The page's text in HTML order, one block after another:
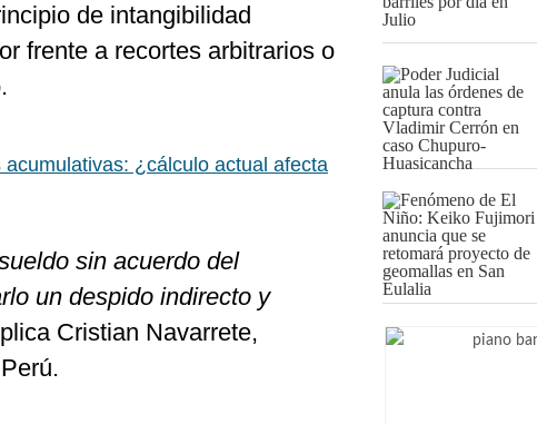
de intangibilidad
frente a recortes arbitrarios o
¿cálculo actual afecta
sin acuerdo del
un despido indirecto y
Cristian Navarrete,